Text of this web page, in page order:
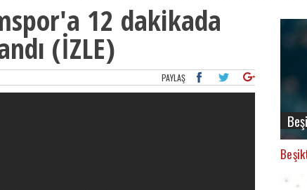
12 dakikada
(İZLE)
PAYLAŞ